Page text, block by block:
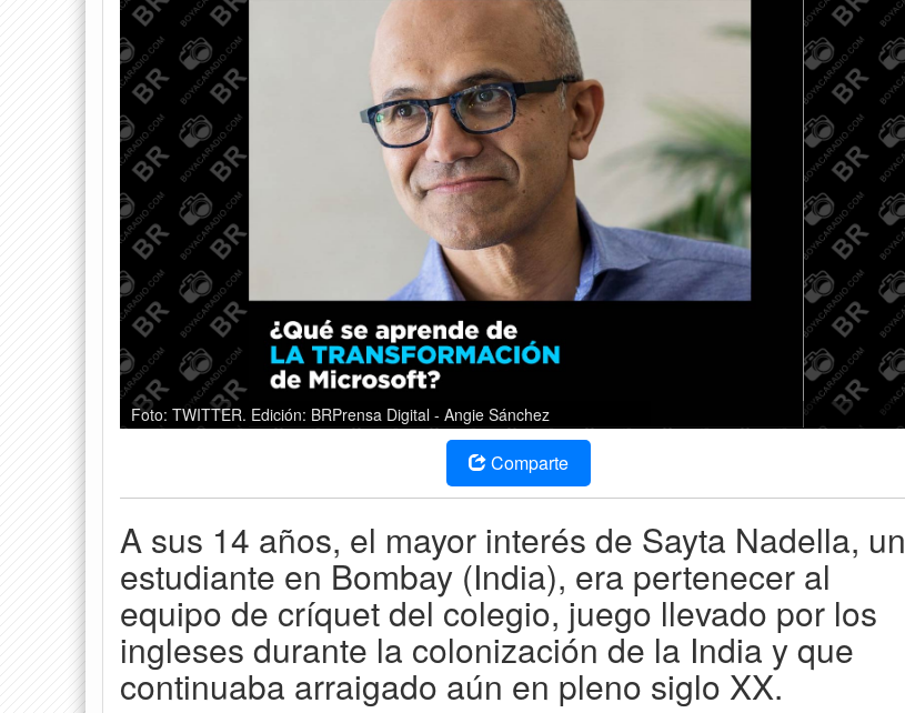
Foto: TWITTER. Edición: BRPrensa Digital - Angie Sánchez
Comparte
A sus 14 años, el mayor interés de Sayta Nadella, un
estudiante en Bombay (India), era pertenecer al
equipo de críquet del colegio, juego llevado por los
ingleses durante la colonización de la India y que
continuaba arraigado aún en pleno siglo XX.